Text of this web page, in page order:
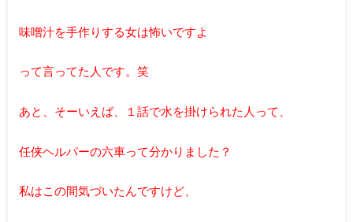
味噌汁を手作りする女は怖いですよ
って言ってた人です。笑
あと、そーいえば、１話で水を掛けられた人って、
任侠ヘルパーの六車って分かりました？
私はこの間気づいたんですけど、